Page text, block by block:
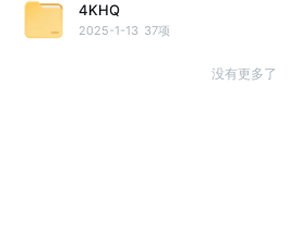
4KHQ
2025-1-13 37项
没有更多了